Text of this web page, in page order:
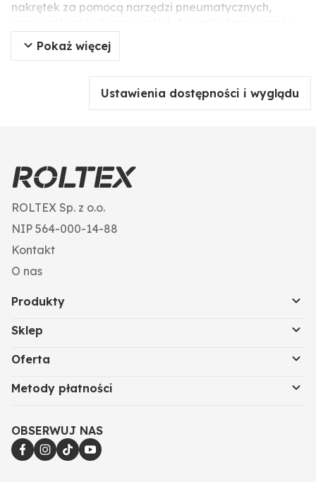
nakrętek za pomocą narzędzi pneumatycznych,
roboczej (pęknięcia naprężeniowe).
Śruby z nakrętkami w zestawie: 2 x 1801235HU10
Pokaż więcej
Ustawienia dostępności i wyglądu
ROLTEX Sp. z o.o.
NIP 564-000-14-88
Kontakt
O nas
Produkty
Sklep
Oferta
Metody płatności
OBSERWUJ NAS